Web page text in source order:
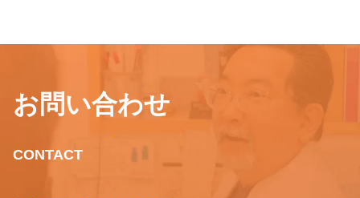
お問い合わせ
CONTACT